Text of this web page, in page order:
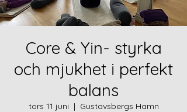
Core & Yin- styrka
och mjukhet i perfekt
balans
tors 11 juni
  |
Gustavsbergs Hamn